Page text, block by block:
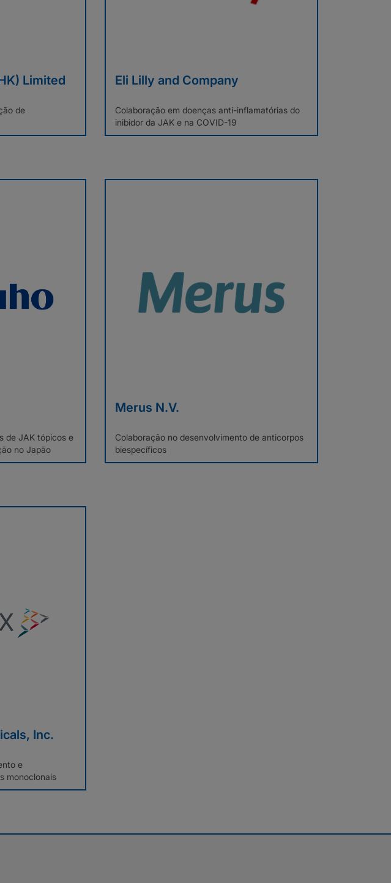
Limited
de
Eli Lilly and Company
Colaboração em doenças anti-inflamatórias do
inibidor da JAK e na COVID-19
de JAK tópicos e
no Japão
Merus N.V.
Colaboração no desenvolvimento de anticorpos
biespecíficos
Inc.
e
monoclonais